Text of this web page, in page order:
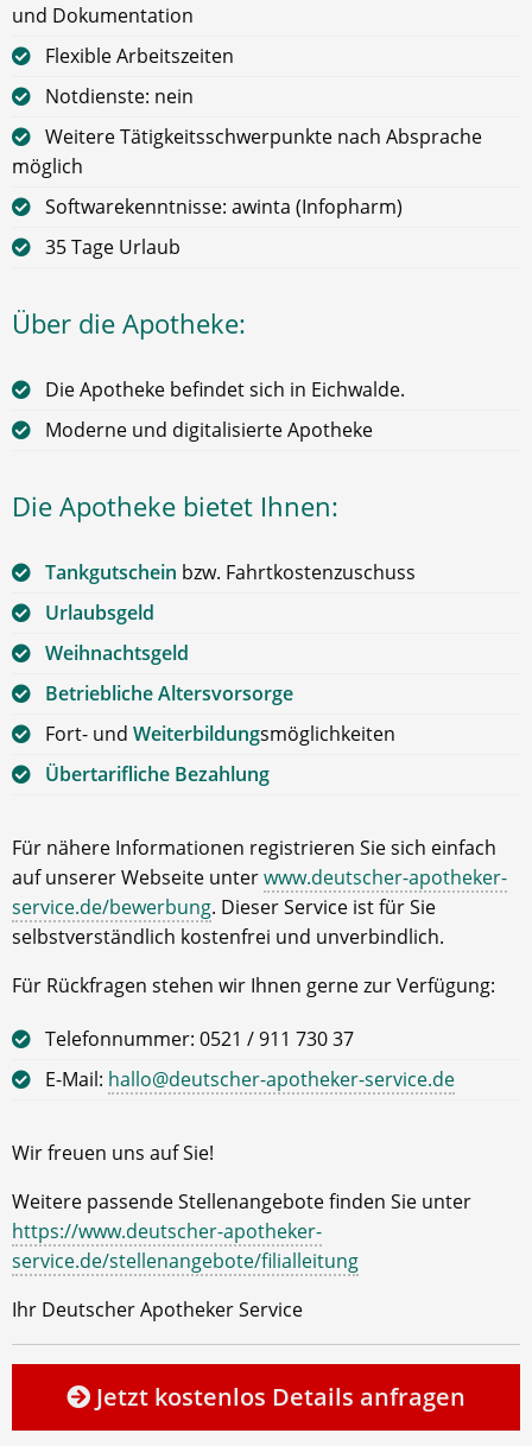
und Dokumentation
Flexible Arbeitszeiten
Notdienste: nein
Weitere Tätigkeitsschwerpunkte nach Absprache
möglich
Softwarekenntnisse: awinta (Infopharm)
35 Tage Urlaub
Über die Apotheke:
Die Apotheke befindet sich in Eichwalde.
Moderne und digitalisierte Apotheke
Die Apotheke bietet Ihnen:
Tankgutschein bzw. Fahrtkostenzuschuss
Urlaubsgeld
Weihnachtsgeld
Betriebliche Altersvorsorge
Fort- und Weiterbildungsmöglichkeiten
Übertarifliche Bezahlung
Für nähere Informationen registrieren Sie sich einfach
auf unserer Webseite unterwww.deutscher-apotheker-
service.de/bewerbung. Dieser Service ist für Sie
selbstverständlich kostenfrei und unverbindlich.
Für Rückfragen stehen wir Ihnen gerne zur Verfügung:
Telefonnummer: 0521 / 911 730 37
E-Mail: hallo@deutscher-apotheker-service.de
Wir freuen uns auf Sie!
Weitere passende Stellenangebote finden Sie unter
https://www.deutscher-apotheker-
service.de/stellenangebote/filialleitung
Ihr Deutscher Apotheker Service
Jetzt kostenlos Details anfragen